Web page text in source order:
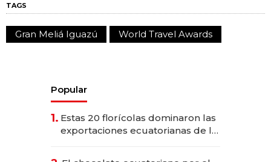
TAGS
Gran Meliá Iguazú World Travel Awards
Popular
1. Estas 20 florícolas dominaron las
exportaciones ecuatorianas de la